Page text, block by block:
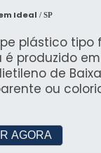
de
de olho no
e excelente
além de
ajustam a sua
Ideal / SP
plástico
é produzido
de
ou
AGORA